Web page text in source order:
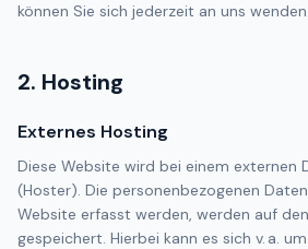
können Sie sich jederzeit an uns wenden.
2. Hosting
Externes Hosting
Diese Website wird bei einem externen
(Hoster). Die personenbezogenen
Website erfasst werden, werden auf
gespeichert. Hierbei kann es sich v. a.